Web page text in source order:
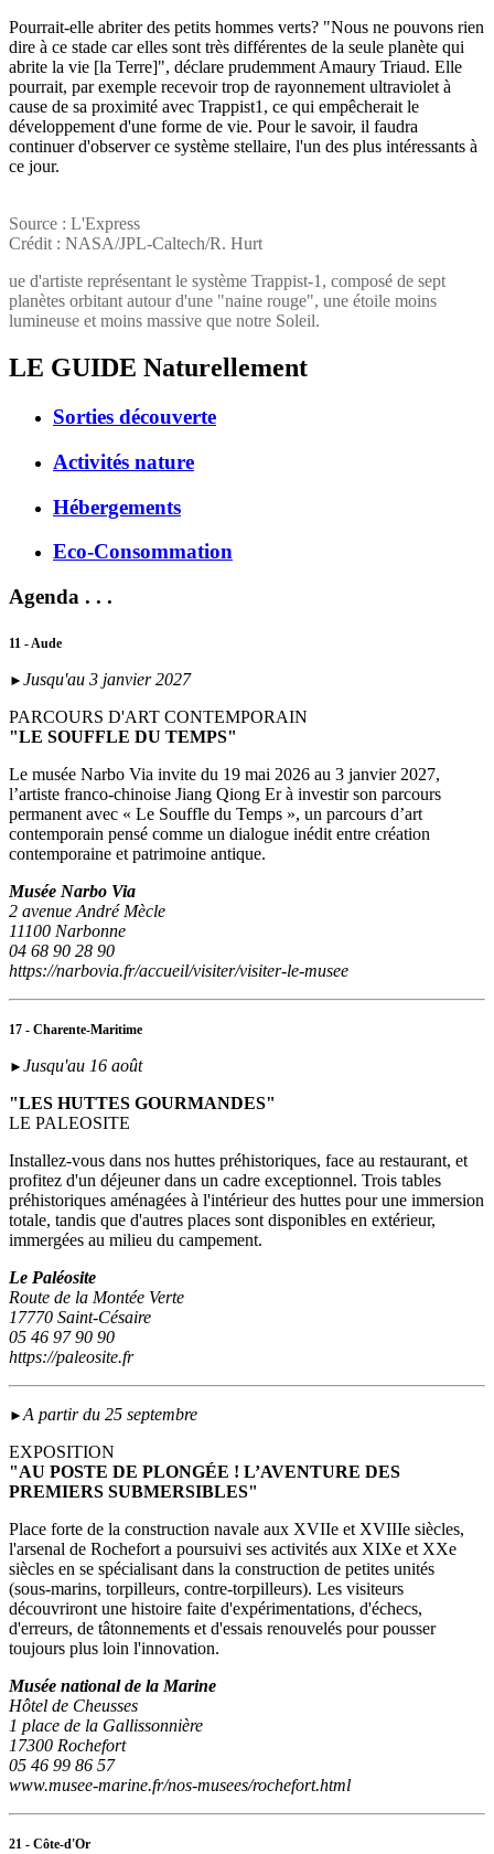
Pourrait-elle abriter des petits hommes verts? "Nous ne pouvons rien
dire à ce stade car elles sont très différentes de la seule planète qui
abrite la vie [la Terre]", déclare prudemment Amaury Triaud. Elle
pourrait, par exemple recevoir trop de rayonnement ultraviolet à
cause de sa proximité avec Trappist1, ce qui empêcherait le
développement d'une forme de vie. Pour le savoir, il faudra
continuer d'observer ce système stellaire, l'un des plus intéressants à
ce jour.
Source : L'Express
Crédit : NASA/JPL-Caltech/R. Hurt
ue d'artiste représentant le système Trappist-1, composé de sept
planètes orbitant autour d'une "naine rouge", une étoile moins
lumineuse et moins massive que notre Soleil.
LE GUIDE Naturellement
Sorties découverte
Activités nature
Hébergements
Eco-Consommation
Agenda . . .
11 - Aude
► Jusqu'au 3 janvier 2027
PARCOURS D'ART CONTEMPORAIN
"LE SOUFFLE DU TEMPS"
Le musée Narbo Via invite du 19 mai 2026 au 3 janvier 2027,
l’artiste franco-chinoise Jiang Qiong Er à investir son parcours
permanent avec « Le Souffle du Temps », un parcours d’art
contemporain pensé comme un dialogue inédit entre création
contemporaine et patrimoine antique.
Musée Narbo Via
2 avenue André Mècle
11100 Narbonne
04 68 90 28 90
https://narbovia.fr/accueil/visiter/visiter-le-musee
17 - Charente-Maritime
► Jusqu'au 16 août
"LES HUTTES GOURMANDES"
LE PALEOSITE
Installez-vous dans nos huttes préhistoriques, face au restaurant, et
profitez d'un déjeuner dans un cadre exceptionnel. Trois tables
préhistoriques aménagées à l'intérieur des huttes pour une immersion
totale, tandis que d'autres places sont disponibles en extérieur,
immergées au milieu du campement.
Le Paléosite
Route de la Montée Verte
17770 Saint-Césaire
05 46 97 90 90
https://paleosite.fr
►A partir du 25 septembre
EXPOSITION
"AU POSTE DE PLONGÉE ! L’AVENTURE DES
PREMIERS SUBMERSIBLES"
Place forte de la construction navale aux XVIIe et XVIIIe siècles,
l'arsenal de Rochefort a poursuivi ses activités aux XIXe et XXe
siècles en se spécialisant dans la construction de petites unités
(sous‑marins, torpilleurs, contre-torpilleurs). Les visiteurs
découvriront une histoire faite d'expérimentations, d'échecs,
d'erreurs, de tâtonnements et d'essais renouvelés pour pousser
toujours plus loin l'innovation.
Musée national de la Marine
Hôtel de Cheusses
1 place de la Gallissonnière
17300 Rochefort
05 46 99 86 57
www.musee-marine.fr/nos-musees/rochefort.html
21 - Côte-d'Or